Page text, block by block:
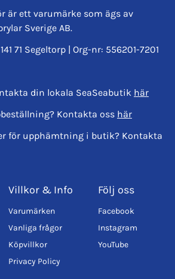
är ett varumärke som ägs av
Sverige AB.
71 Segeltorp | Org-nr: 556201-7201
din lokala SeaSeabutik här
Kontakta oss här
för upphämtning i butik? Kontakta
Villkor & Info
Varumärken
Vanliga frågor
Köpvillkor
Privacy Policy
Följ oss
Facebook
Instagram
YouTube